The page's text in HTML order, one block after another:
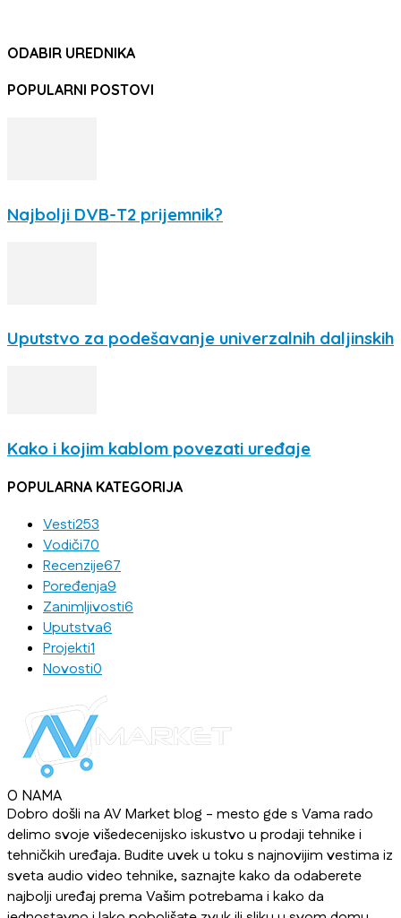
ODABIR UREDNIKA
POPULARNI POSTOVI
Najbolji DVB-T2 prijemnik?
Uputstvo za podešavanje univerzalnih daljinskih
Kako i kojim kablom povezati uređaje
POPULARNA KATEGORIJA
Vesti253
Vodiči70
Recenzije67
Poređenja9
Zanimljivosti6
Uputstva6
Projekti1
Novosti0
O NAMA
Dobro došli na AV Market blog - mesto gde s Vama rado
delimo svoje višedecenijsko iskustvo u prodaji tehnike i
tehničkih uređaja. Budite uvek u toku s najnovijim vestima iz
sveta audio video tehnike, saznajte kako da odaberete
najbolji uređaj prema Vašim potrebama i kako da